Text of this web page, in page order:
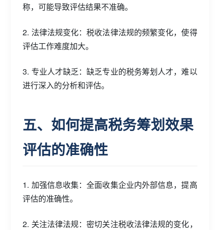
称，可能导致评估结果不准确。
2. 法律法规变化：税收法律法规的频繁变化，使得
评估工作难度加大。
3. 专业人才缺乏：缺乏专业的税务筹划人才，难以
进行深入的分析和评估。
五、如何提高税务筹划效果
评估的准确性
1. 加强信息收集：全面收集企业内外部信息，提高
评估的准确性。
2. 关注法律法规：密切关注税收法律法规的变化，